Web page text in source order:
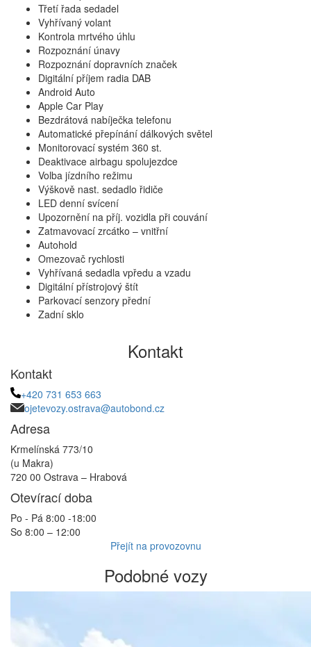
Třetí řada sedadel
Vyhřívaný volant
Kontrola mrtvého úhlu
Rozpoznání únavy
Rozpoznání dopravních značek
Digitální příjem radia DAB
Android Auto
Apple Car Play
Bezdrátová nabíječka telefonu
Automatické přepínání dálkových světel
Monitorovací systém 360 st.
Deaktivace airbagu spolujezdce
Volba jízdního režimu
Výškově nast. sedadlo řidiče
LED denní svícení
Upozornění na příj. vozidla při couvání
Zatmavovací zrcátko – vnitřní
Autohold
Omezovač rychlosti
Vyhřívaná sedadla vpředu a vzadu
Digitální přístrojový štít
Parkovací senzory přední
Zadní sklo
Kontakt
Kontakt
+420 731 653 663
ojetevozy.ostrava@autobond.cz
Adresa
Krmelínská 773/10
(u Makra)
720 00 Ostrava – Hrabová
Otevírací doba
Po - Pá 8:00 -18:00
So 8:00 – 12:00
Přejít na provozovnu
Podobné vozy